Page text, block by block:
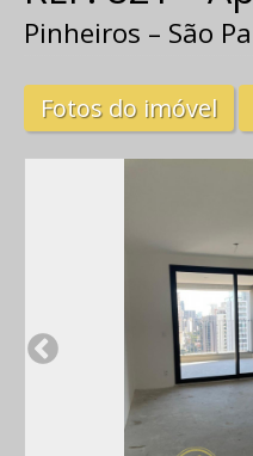
Pinheiros – São
Fotos do imóvel